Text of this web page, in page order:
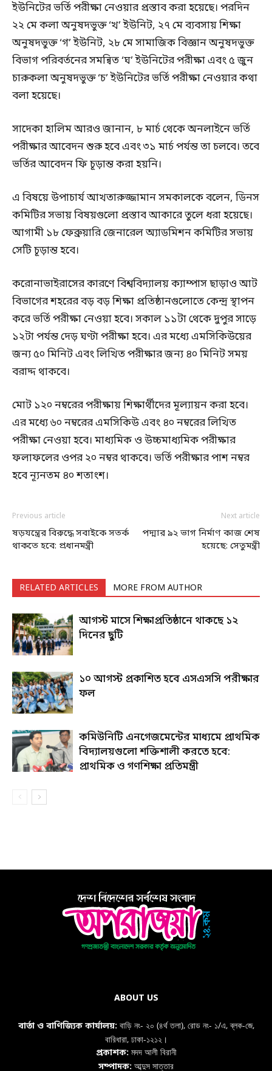
ইউনিটের ভর্তি পরীক্ষা নেওয়ার প্রস্তাব করা হয়েছে। পরদিন
২২ মে কলা অনুষদভুক্ত ‘খ’ ইউনিট, ২৭ মে ব্যবসায় শিক্ষা
অনুষদভুক্ত ‘গ’ ইউনিট, ২৮ মে সামাজিক বিজ্ঞান অনুষদভুক্ত
বিভাগ পরিবর্তনের সমন্বিত ‘ঘ’ ইউনিটের পরীক্ষা এবং ৫ জুন
চারুকলা অনুষদভুক্ত ‘চ’ ইউনিটের ভর্তি পরীক্ষা নেওয়ার কথা
বলা হয়েছে।
সাদেকা হালিম আরও জানান, ৮ মার্চ থেকে অনলাইনে ভর্তি
পরীক্ষার আবেদন শুরু হবে এবং ৩১ মার্চ পর্যন্ত তা চলবে। তবে
ভর্তির আবেদন ফি চূড়ান্ত করা হয়নি।
এ বিষয়ে উপাচার্য আখতারুজ্জামান সমকালকে বলেন, ডিনস
কমিটির সভায় বিষয়গুলো প্রস্তাব আকারে তুলে ধরা হয়েছে।
আগামী ১৮ ফেব্রুয়ারি জেনারেল অ্যাডমিশন কমিটির সভায়
সেটি চূড়ান্ত হবে।
করোনাভাইরাসের কারণে বিশ্ববিদ্যালয় ক্যাম্পাস ছাড়াও আট
বিভাগের শহরের বড় বড় শিক্ষা প্রতিষ্ঠানগুলোতে কেন্দ্র স্থাপন
করে ভর্তি পরীক্ষা নেওয়া হবে। সকাল ১১টা থেকে দুপুর সাড়ে
১২টা পর্যন্ত দেড় ঘণ্টা পরীক্ষা হবে। এর মধ্যে এমসিকিউয়ের
জন্য ৫০ মিনিট এবং লিখিত পরীক্ষার জন্য ৪০ মিনিট সময়
বরাদ্দ থাকবে।
মোট ১২০ নম্বরের পরীক্ষায় শিক্ষার্থীদের মূল্যায়ন করা হবে।
এর মধ্যে ৬০ নম্বরের এমসিকিউ এবং ৪০ নম্বরের লিখিত
পরীক্ষা নেওয়া হবে। মাধ্যমিক ও উচ্চমাধ্যমিক পরীক্ষার
ফলাফলের ওপর ২০ নম্বর থাকবে। ভর্তি পরীক্ষার পাশ নম্বর
হবে ন্যূনতম ৪০ শতাংশ।
Previous article
ষড়যন্ত্রের বিরুদ্ধে সবাইকে সতর্ক
থাকতে হবে: প্রধানমন্ত্রী
Next article
পদ্মার ৯২ ভাগ নির্মাণ কাজ শেষ
হয়েছে: সেতুমন্ত্রী
RELATED ARTICLES MORE FROM AUTHOR
আগস্ট মাসে শিক্ষাপ্রতিষ্ঠানে থাকছে ১২
দিনের ছুটি
১০ আগস্ট প্রকাশিত হবে এসএসসি পরীক্ষার
ফল
কমিউনিটি এনগেজমেন্টের মাধ্যমে প্রাথমিক
বিদ্যালয়গুলো শক্তিশালী করতে হবে:
প্রাথমিক ও গণশিক্ষা প্রতিমন্ত্রী
ABOUT US
বার্তা ও বাণিজ্যিক কার্যালয়: বাড়ি নং- ২০ (৪র্থ তলা), রোড নং- ১/এ, ব্লক-জে,
বারিধারা, ঢাকা-১২১২।
প্রকাশক:মদদ আলী বিরানী
সম্পাদক: আব্দুস সাত্তার